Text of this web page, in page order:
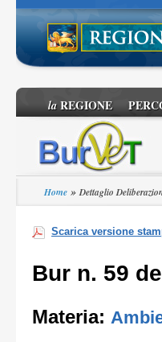
laREGIONE
Home »Dettaglio
Scarica versione
Bur n. 59
Materia: